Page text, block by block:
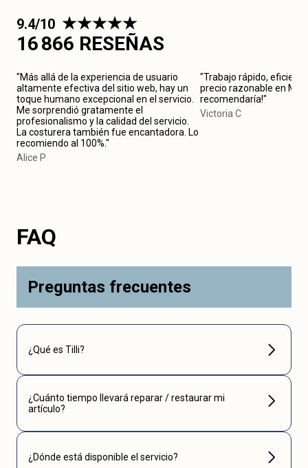
9.4/10
16 866 RESEÑAS
"Más allá de la experiencia de usuario
altamente efectiva del sitio web, hay un
toque humano excepcional en el servicio.
Me sorprendió gratamente el
profesionalismo y la calidad del servicio.
La costurera también fue encantadora. Lo
recomiendo al 100%."
Alice P
"Trabajo rápido,
precio razonable en
recomendaría!"
Victoria C
FAQ
Preguntas frecuentes
¿Qué es Tilli?
¿Cuánto tiempo llevará reparar / restaurar mi
artículo?
¿Dónde está disponible el servicio?